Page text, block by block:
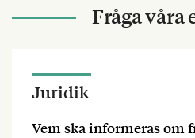
Fråga våra
Juridik
Vem ska informeras